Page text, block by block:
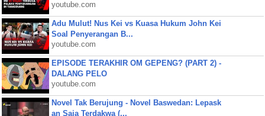
youtube.com
Adu Mulut! Nus Kei vs Kuasa Hukum John Kei
Soal Penyerangan B...
youtube.com
EPISODE TERAKHIR OM GEPENG? (PART 2) -
DALANG PELO
youtube.com
Novel Tak Berujung - Novel Baswedan: Lepask
an Saja Terdakwa (...